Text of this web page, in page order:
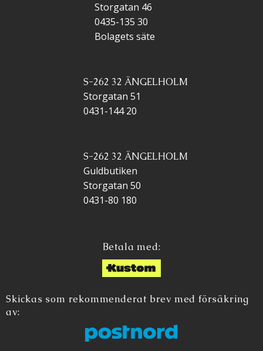
Storgatan 46
0435-135 30
Bolagets säte
S-262 32 ÄNGELHOLM
Storgatan 51
0431-144 20
S-262 32 ÄNGELHOLM
Guldbutiken
Storgatan 50
0431-80 180
Betala med:
Skickas som rekommenderat brev med försäkring
av: